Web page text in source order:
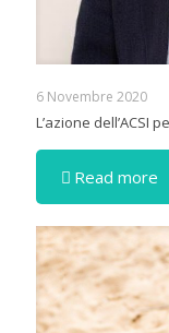
6 Novembre 2020
L’azione dell’ACSI
Read more